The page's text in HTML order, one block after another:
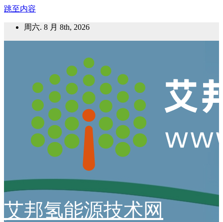
跳至内容
周六. 8 月 8th, 2026
艾邦氢能源技术网